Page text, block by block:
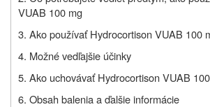
VUAB 100 mg
3. Ako používať Hydrocortison VUAB 100
4. Možné vedľajšie účinky
5. Ako uchovávať Hydrocortison VUAB
6. Obsah balenia a ďalšie informácie